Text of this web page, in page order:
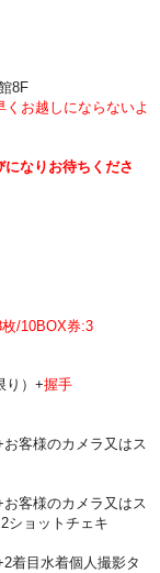
8F
お越しにならないよ
なりお待ちくださ
/10BOX券:3
り）+握手
客様のカメラ又はス
客様のカメラ又はス
ショットチェキ
着目水着個人撮影タ